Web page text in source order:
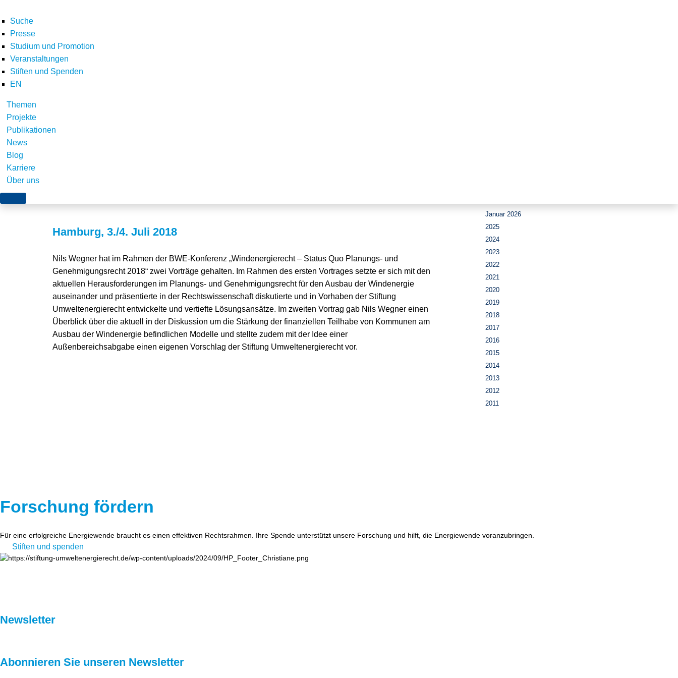
Suche
Presse
Studium und Promotion
Veranstaltungen
Stiften und Spenden
EN
Themen
Projekte
Publikationen
News
Blog
Karriere
Über uns
Planungs- und Genehmigungsrecht im
Hamburg, 3./4. Juli 2018
Nils Wegner hat im Rahmen der BWE-Konferenz „Windenergierecht – Status Quo Planungs- und
Genehmigungsrecht 2018“ zwei Vorträge gehalten. Im Rahmen des ersten Vortrages setzte er sich mit den
aktuellen Herausforderungen im Planungs- und Genehmigungsrecht für den Ausbau der Windenergie
auseinander und präsentierte in der Rechtswissenschaft diskutierte und in Vorhaben der Stiftung
Umweltenergierecht entwickelte und vertiefte Lösungsansätze. Im zweiten Vortrag gab Nils Wegner einen
Überblick über die aktuell in der Diskussion um die Stärkung der finanziellen Teilhabe von Kommunen am
Ausbau der Windenergie befindlichen Modelle und stellte zudem mit der Idee einer
Außenbereichsabgabe einen eigenen Vorschlag der Stiftung Umweltenergierecht vor.
Januar 2026
2025
2024
2023
2022
2021
2020
2019
2018
2017
2016
2015
2014
2013
2012
2011
Forschung fördern
Für eine erfolgreiche Energiewende braucht es einen effektiven Rechtsrahmen. Ihre Spende unterstützt unsere Forschung und hilft, die Energiewende voranzubringen.
Stiften und spenden
Newsletter
Abonnieren Sie unseren Newsletter